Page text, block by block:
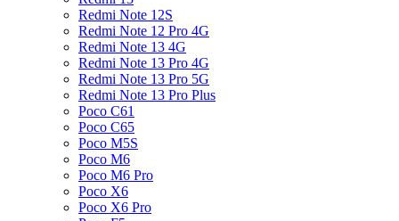
Redmi Note 12S
Redmi Note 12 Pro 4G
Redmi Note 13 4G
Redmi Note 13 Pro 4G
Redmi Note 13 Pro 5G
Redmi Note 13 Pro Plus
Poco C61
Poco C65
Poco M5S
Poco M6
Poco M6 Pro
Poco X6
Poco X6 Pro